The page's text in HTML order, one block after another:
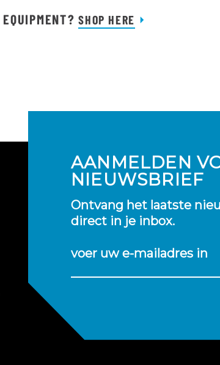
EQUIPMENT?SHOP HERE
AANMELDEN
NIEUWSBRIEF
Ontvang het laatste
direct in je inbox.
voer uw e-mailadres in